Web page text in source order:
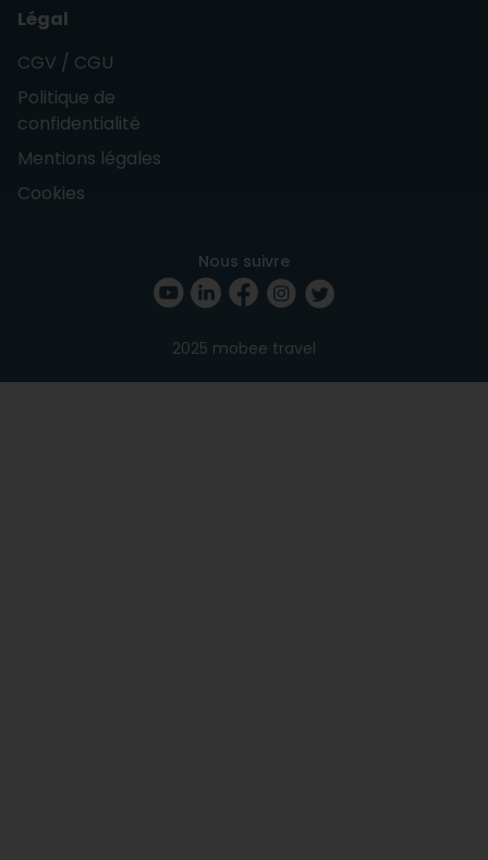
Légal
CGV / CGU
Politique de
confidentialité
Mentions légales
Cookies
Nous suivre
2025 mobee travel